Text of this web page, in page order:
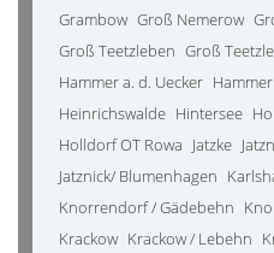
Grambow Groß Nemerow
Groß Teetzleben Groß
Hammer a. d. Uecker
Heinrichswalde Hintersee
Holldorf OT Rowa Jatzke
Jatznick/ Blumenhagen
Knorrendorf / Gädebehn
Krackow Krackow / Lebehn